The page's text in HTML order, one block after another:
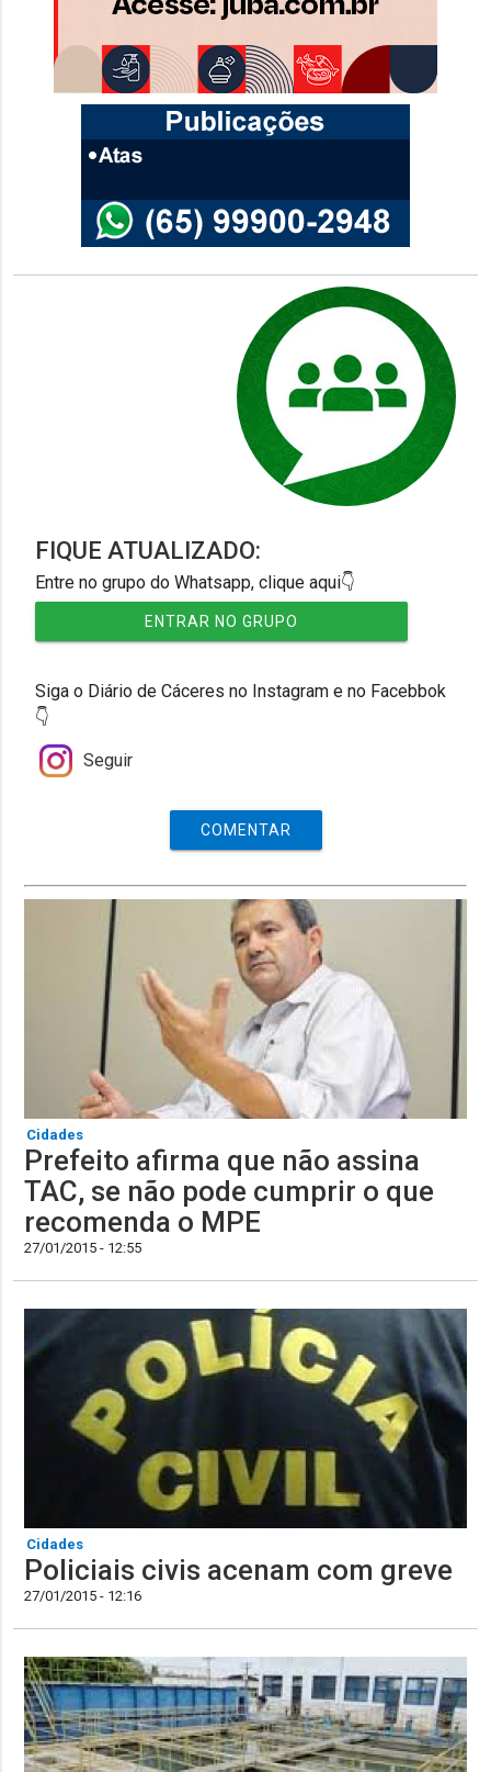
FIQUE ATUALIZADO:
Entre no grupo do Whatsapp, clique aqui👇
ENTRAR NO GRUPO
Siga o Diário de Cáceres no Instagram e no Facebbok
👇
Seguir
COMENTAR
Cidades
Prefeito afirma que não assina
TAC, se não pode cumprir o que
recomenda o MPE
27/01/2015 - 12:55
Cidades
Policiais civis acenam com greve
27/01/2015 - 12:16